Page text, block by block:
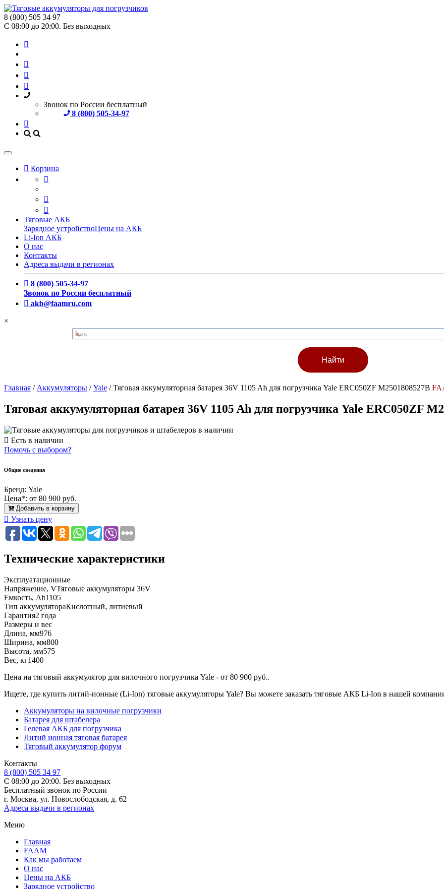
8 (800) 505 34 97
С 08:00 до 20:00. Без выходных
Звонок по России бесплатный
8 (800) 505-34-97
Корзина
Тяговые АКБ
Зарядное устройствоЦены на АКБ
Li-Ion АКБ
О нас
Контакты
Адреса выдачи в регионах
8 (800) 505-34-97
Звонок по России бесплатный
akb@faamru.com
×
Главная / Аккумуляторы /Yale /Тяговая аккумуляторная батарея 36V 1105 Ah для погрузчика Yale ERC050ZF M2501808527B
Тяговая аккумуляторная батарея 36V 1105 Ah для погрузчика Yale ERC050ZF
Есть в наличии
Помочь с выбором?
Общие сведения
Бренд: Yale
Цена*: от 80 900 руб.
Добавить в корзину
Узнать цену
Технические характеристики
Эксплуатационные
Напряжение, VТяговые аккумуляторы 36V
Емкость, Ah1105
Тип аккумулятораКислотный, литиевый
Гарантия2 года
Размеры и вес
Длина, мм976
Ширина, мм800
Высота, мм575
Вес, кг1400
Цена на тяговый аккумулятор для вилочного погрузчика Yale - от 80 900 руб..
Ищете, где купить литий-ионные (Li-Ion) тяговые аккумуляторы Yale? Вы можете заказать тяговые АКБ Li-Ion в нашей
Аккумуляторы на вилочные погрузчики
Батарея для штабелера
Гелевая АКБ для погрузчика
Литий ионная тяговая батарея
Тяговый аккумулятор форум
Контакты
8 (800) 505 34 97
С 08:00 до 20:00. Без выходных
Бесплатный звонок по России
г. Москва, ул. Новослободская, д. 62
Адреса выдачи в регионах
Меню
Главная
FAAM
Как мы работаем
О нас
Цены на АКБ
Зарядное устройство